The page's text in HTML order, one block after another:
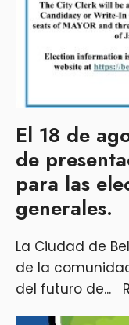
El 18 de
de
para las
generales.
La Ciudad de
de la
del futuro de...